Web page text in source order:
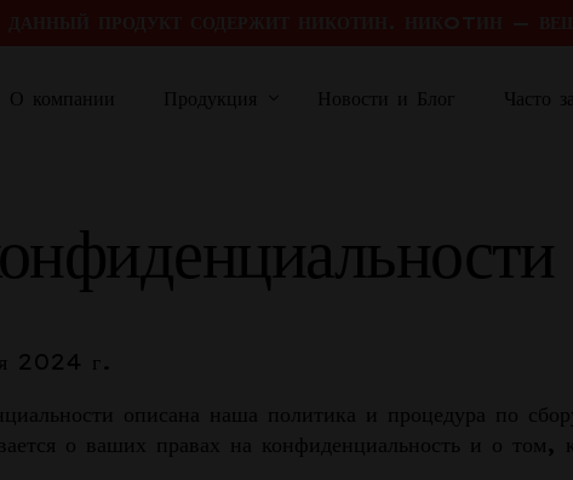
О компании Продукция
Никотиновая соль
Freebase
SP40000
Новости и Блог Часто
2024 г.
описана наша политика и процедура по
о ваших правах на конфиденциальность и о том,